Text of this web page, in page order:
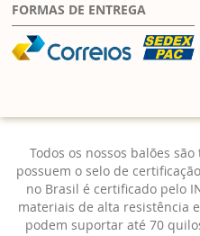
FORMAS DE ENTREGA
Todos os nossos balões
possuem o selo de
no Brasil é certificado pelo
materiais de alta resistência
podem suportar até 70